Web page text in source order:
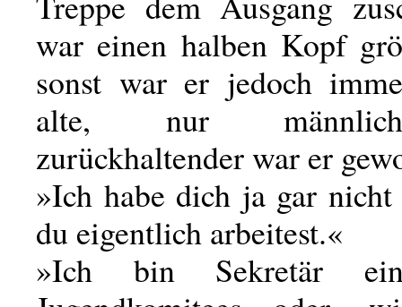
war einen halben Kopf
sonst war er jedoch
alte, nur
zurückhaltender war er
»Ich habe dich ja gar
du eigentlich arbeitest.«
»Ich bin Sekretär